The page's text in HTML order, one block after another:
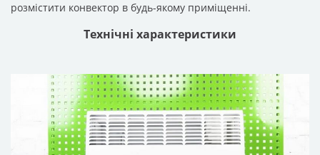
розмістити конвектор в будь-якому приміщенні.
Технічні характеристики